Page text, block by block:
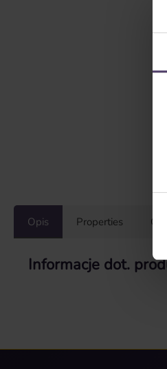
Opis Properties
Informacje dot.